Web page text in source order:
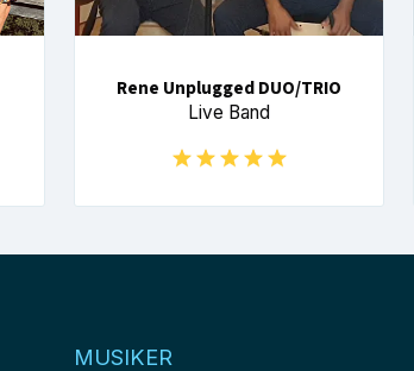
Rene Unplugged DUO/TRIO
Live Band
MUSIKER